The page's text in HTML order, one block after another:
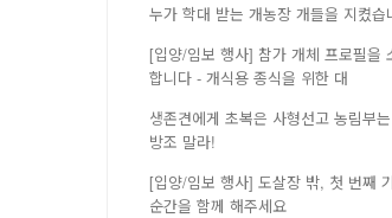
누가 학대 받는 개농장 개들을 지켰습
[입양/임보 행사] 참가 개체 프로필을
합니다 - 개식용 종식을 위한 대
생존견에게 초복은 사형선고 농림부
방조 말라!
[입양/임보 행사] 도살장 밖, 첫 번째
순간을 함께 해주세요